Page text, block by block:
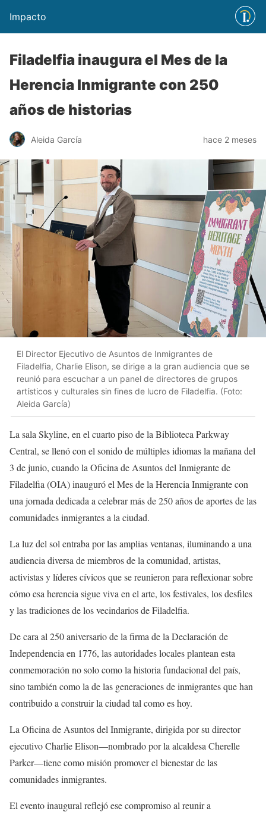
Impacto
Filadelfia inaugura el Mes de la
Herencia Inmigrante con 250
años de historias
Aleida García hace 2 meses
El Director Ejecutivo de Asuntos de Inmigrantes de
Filadelfia, Charlie Elison, se dirige a la gran audiencia que se
reunió para escuchar a un panel de directores de grupos
artísticos y culturales sin fines de lucro de Filadelfia. (Foto:
Aleida García)
La sala Skyline, en el cuarto piso de la Biblioteca Parkway
Central, se llenó con el sonido de múltiples idiomas la mañana del
3 de junio, cuando la Oficina de Asuntos del Inmigrante de
Filadelfia (OIA) inauguró el Mes de la Herencia Inmigrante con
una jornada dedicada a celebrar más de 250 años de aportes de las
comunidades inmigrantes a la ciudad.
La luz del sol entraba por las amplias ventanas, iluminando a una
audiencia diversa de miembros de la comunidad, artistas,
activistas y líderes cívicos que se reunieron para reflexionar sobre
cómo esa herencia sigue viva en el arte, los festivales, los desfiles
y las tradiciones de los vecindarios de Filadelfia.
De cara al 250 aniversario de la firma de la Declaración de
Independencia en 1776, las autoridades locales plantean esta
conmemoración no solo como la historia fundacional del país,
sino también como la de las generaciones de inmigrantes que han
contribuido a construir la ciudad tal como es hoy.
La Oficina de Asuntos del Inmigrante, dirigida por su director
ejecutivo Charlie Elison—nombrado por la alcaldesa Cherelle
Parker—tiene como misión promover el bienestar de las
comunidades inmigrantes.
El evento inaugural reflejó ese compromiso al reunir a